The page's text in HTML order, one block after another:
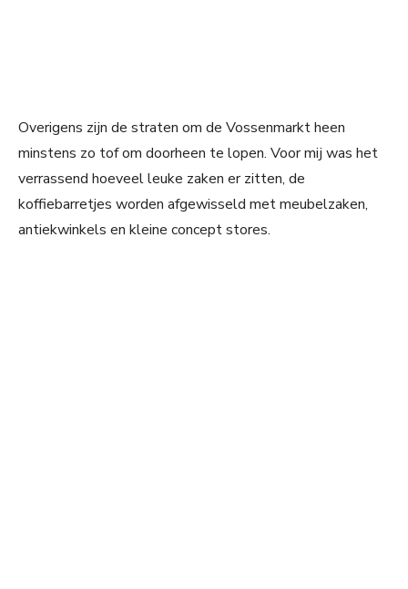
Overigens zijn de straten om de Vossenmarkt heen
minstens zo tof om doorheen te lopen. Voor mij was het
verrassend hoeveel leuke zaken er zitten, de
koffiebarretjes worden afgewisseld met meubelzaken,
antiekwinkels en kleine concept stores.